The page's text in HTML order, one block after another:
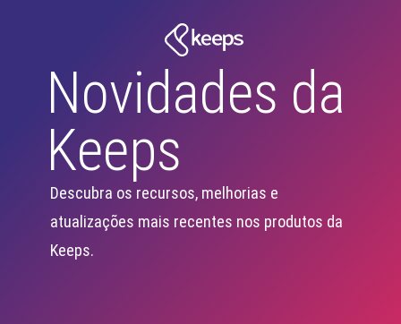
Novidades da
Keeps
Descubra os recursos, melhorias e
atualizações mais recentes nos produtos da
Keeps.